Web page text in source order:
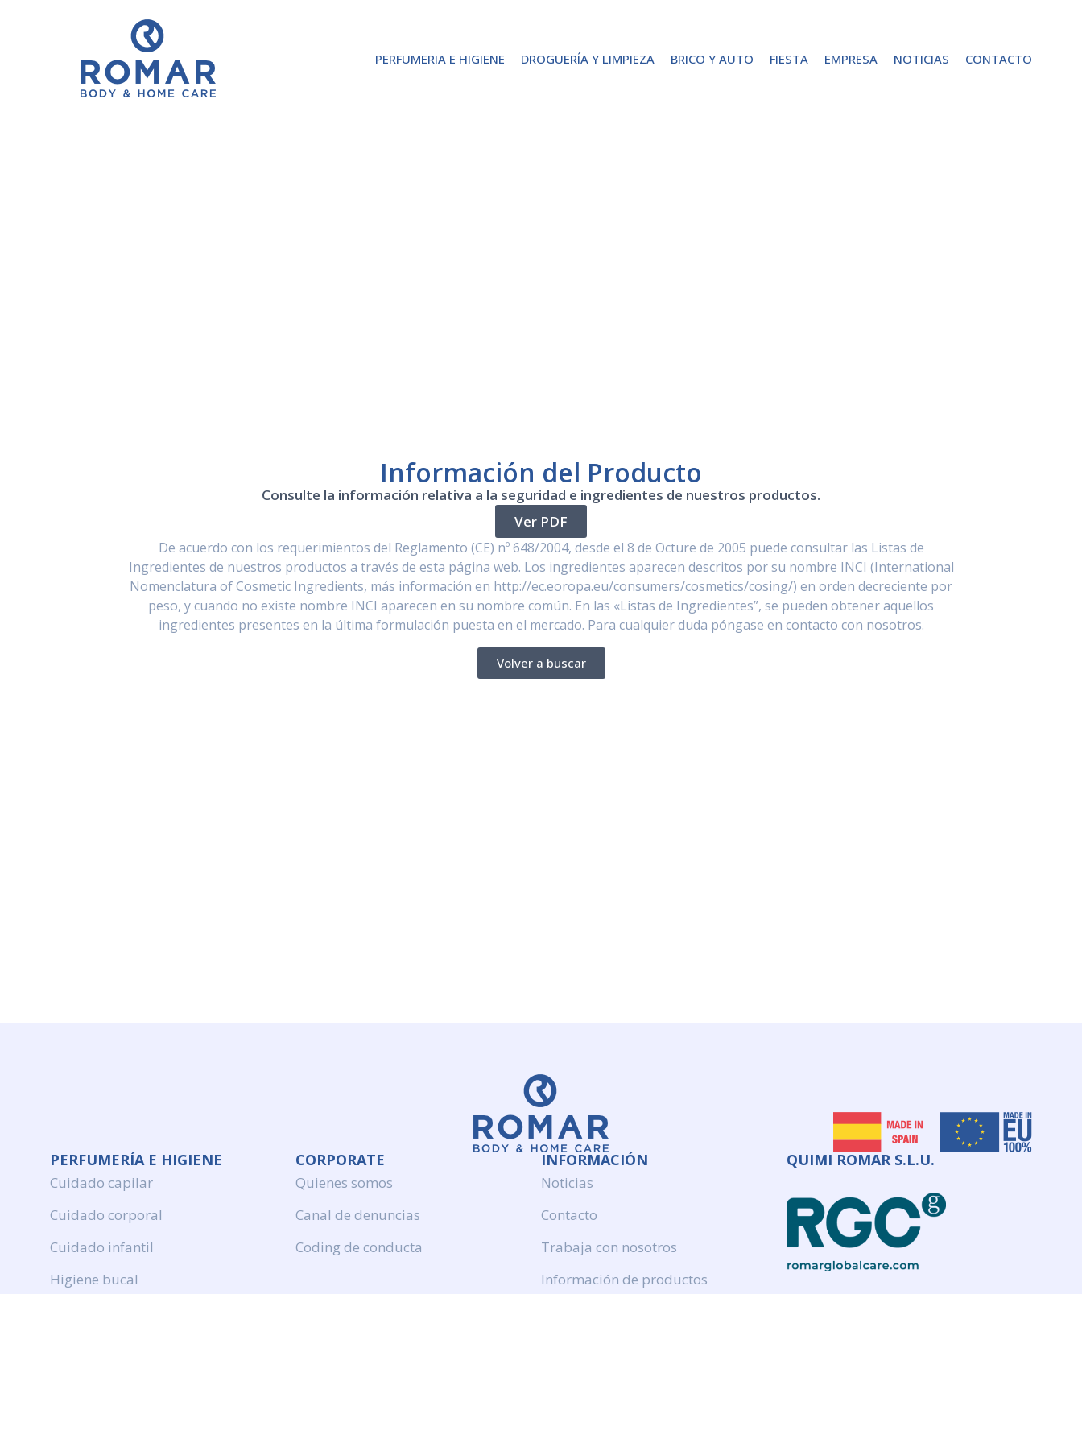
PERFUMERIA E HIGIENE DROGUERÍA Y LIMPIEZA BRICO Y AUTO FIESTA EMPRESA NOTICIAS CONTACTO
Información del Producto
Consulte la información relativa a la seguridad e ingredientes de nuestros productos.
Ver PDF
De acuerdo con los requerimientos del Reglamento (CE) nº 648/2004, desde el 8 de Octure de 2005 puede consultar las Listas de
Ingredientes de nuestros productos a través de esta página web. Los ingredientes aparecen descritos por su nombre INCI (International
Nomenclatura of Cosmetic Ingredients, más información en http://ec.eoropa.eu/consumers/cosmetics/cosing/) en orden decreciente por
peso, y cuando no existe nombre INCI aparecen en su nombre común. En las «Listas de Ingredientes”, se pueden obtener aquellos
ingredientes presentes en la última formulación puesta en el mercado. Para cualquier duda póngase en contacto con nosotros.
Volver a buscar
PERFUMERÍA E HIGIENE
Cuidado capilar
Cuidado corporal
Cuidado infantil
Higiene bucal
CORPORATE
Quienes somos
Canal de denuncias
Coding de conducta
INFORMACIÓN
Noticias
Contacto
Trabaja con nosotros
Información de productos
QUIMI ROMAR S.L.U.